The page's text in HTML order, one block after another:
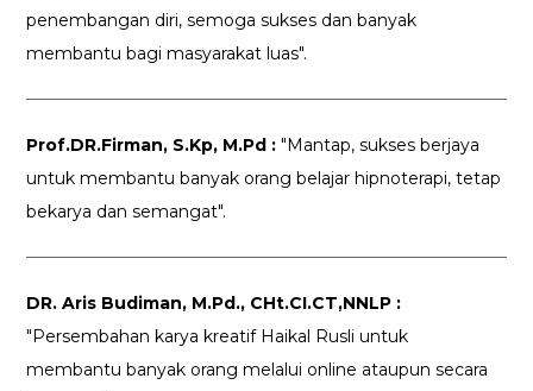
penembangan diri, semoga sukses dan banyak
membantu bagi masyarakat luas".
Prof.DR.Firman, S.Kp, M.Pd : "Mantap, sukses berjaya
untuk membantu banyak orang belajar hipnoterapi, tetap
bekarya dan semangat".
DR. Aris Budiman, M.Pd., CHt.CI.CT,NNLP :
"Persembahan karya kreatif Haikal Rusli untuk
membantu banyak orang melalui online ataupun secara